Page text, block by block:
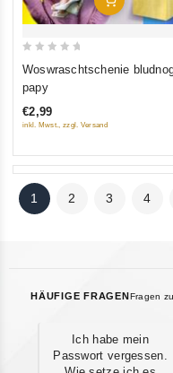
5
Woswraschtschenie
papy
€2,99
inkl. Mwst., zzgl. Versand
1 2 3 4
HÄUFIGE FRAGEN Fragen
Ich habe mein
Passwort vergessen.